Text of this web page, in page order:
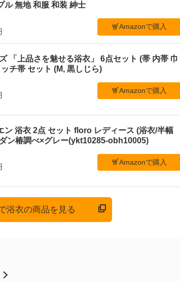
ル 無地 和服 和装 紳士
Amazonで購入
「上品さを魅せる浴衣」 6点セット (帯 内帯 巾
チ帯 セット (M, 黒しじら)
Amazonで購入
ン 浴衣 2点 セット floro レディース (浴衣/半幅
ン椿調べ×グレー(ykt10285-obh10005)
Amazonで購入
浴衣の商品を見る